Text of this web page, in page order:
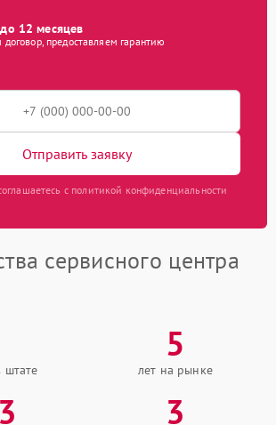
12 месяцев
договор, предоставляем гарантию
Отправить заявку
с политикой конфиденциальности
сервисного центра
штате
5
лет на рынке
3